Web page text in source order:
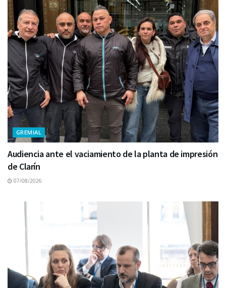
GREMIAL
Audiencia ante el vaciamiento de la planta de impresión
de Clarín
07/08/2026